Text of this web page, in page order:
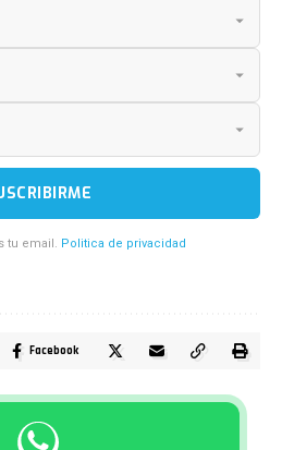
tu email. Politica de privacidad
Facebook